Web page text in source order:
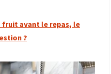
fruit avant le repas, le
?